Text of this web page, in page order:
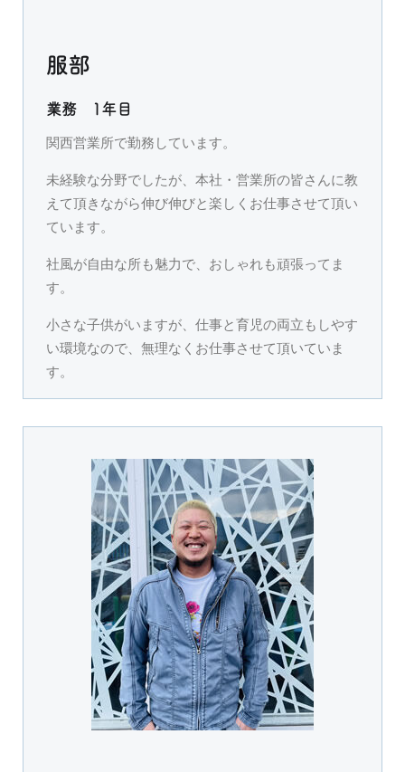
服部
業務 1年目
関西営業所で勤務しています。
未経験な分野でしたが、本社・営業所の皆さんに教
えて頂きながら伸び伸びと楽しくお仕事させて頂い
ています。
社風が自由な所も魅力で、おしゃれも頑張ってま
す。
小さな子供がいますが、仕事と育児の両立もしやす
い環境なので、無理なくお仕事させて頂いていま
す。